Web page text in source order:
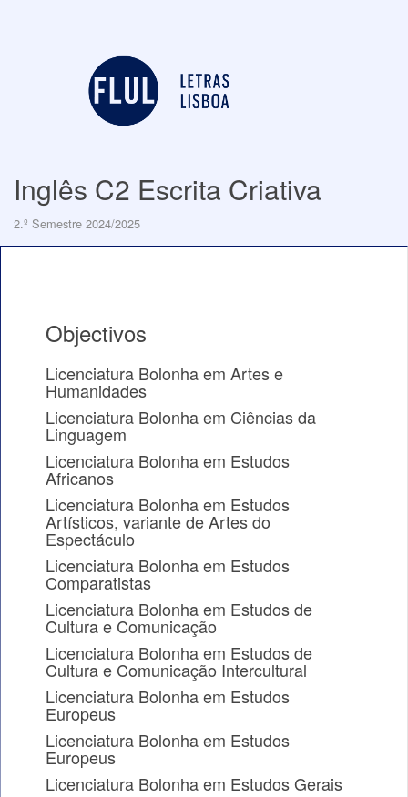
Inglês C2 Escrita Criativa
2.º Semestre 2024/2025
Objectivos
Licenciatura Bolonha em Artes e
Humanidades
Licenciatura Bolonha em Ciências da
Linguagem
Licenciatura Bolonha em Estudos
Africanos
Licenciatura Bolonha em Estudos
Artísticos, variante de Artes do
Espectáculo
Licenciatura Bolonha em Estudos
Comparatistas
Licenciatura Bolonha em Estudos de
Cultura e Comunicação
Licenciatura Bolonha em Estudos de
Cultura e Comunicação Intercultural
Licenciatura Bolonha em Estudos
Europeus
Licenciatura Bolonha em Estudos
Europeus
Licenciatura Bolonha em Estudos Gerais